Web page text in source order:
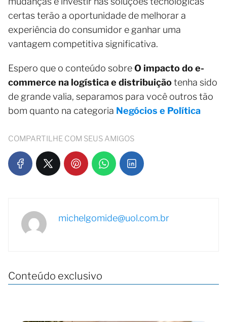
certas terão a oportunidade de melhorar a
experiência do consumidor e ganhar uma
vantagem competitiva significativa.
Espero que o conteúdo sobreO impacto do e-
commerce na logística e distribuiçãotenha sido
de grande valia, separamos para você outros tão
bom quanto na categoria Negócios e Política
COMPARTILHE COM SEUS AMIGOS
michelgomide@uol.com.br
Conteúdo exclusivo